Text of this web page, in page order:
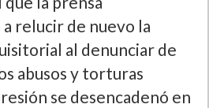
relucir de nuevo la
al denunciar de
abusos y torturas
se desencadenó en